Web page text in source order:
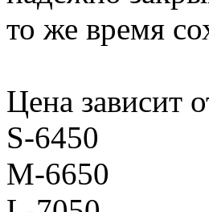
то же время
Цена зависит
S-6450
M-6650